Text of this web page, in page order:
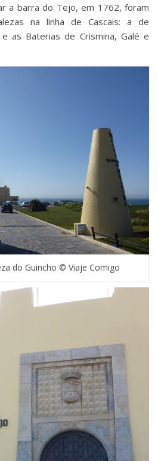
a barra do Tejo, em 1762, foram
na linha de Cascais: a de
as Baterias de Crismina, Galé e
do Guincho © Viaje Comigo